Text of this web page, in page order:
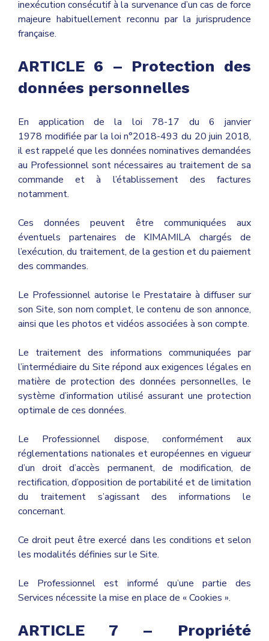
inexécution consécutif à la survenance d’un cas de force
majeure habituellement reconnu par la jurisprudence
française.
ARTICLE 6 – Protection des
données personnelles
En application de la loi 78-17 du 6 janvier
1978 modifiée par la loi n°2018-493 du 20 juin 2018,
il est rappelé que les données nominatives demandées
au Professionnel sont nécessaires au traitement de sa
commande et à l’établissement des factures
notamment.
Ces données peuvent être communiquées aux
éventuels partenaires de KIMAMILA chargés de
l’exécution, du traitement, de la gestion et du paiement
des commandes.
Le Professionnel autorise le Prestataire à diffuser sur
son Site, son nom complet, le contenu de son annonce,
ainsi que les photos et vidéos associées à son compte.
Le traitement des informations communiquées par
l’intermédiaire du Site répond aux exigences légales en
matière de protection des données personnelles, le
système d’information utilisé assurant une protection
optimale de ces données.
Le Professionnel dispose, conformément aux
réglementations nationales et européennes en vigueur
d’un droit d’accès permanent, de modification, de
rectification, d’opposition de portabilité et de limitation
du traitement s’agissant des informations le
concernant.
Ce droit peut être exercé dans les conditions et selon
les modalités définies sur le Site.
Le Professionnel est informé qu’une partie des
Services nécessite la mise en place de « Cookies ».
ARTICLE 7 – Propriété